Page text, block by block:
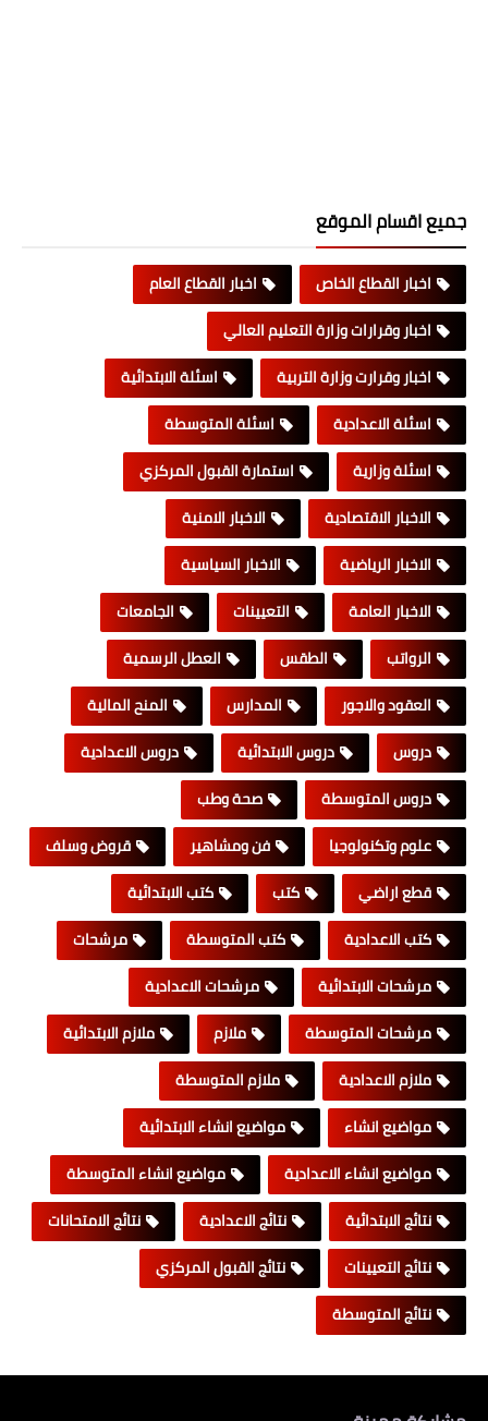
جميع اقسام الموقع
اخبار القطاع الخاص
اخبار القطاع العام
اخبار وقرارات وزارة التعليم العالي
اخبار وقرارت وزارة التربية
اسئلة الابتدائية
اسئلة الاعدادية
اسئلة المتوسطة
اسئلة وزارية
استمارة القبول المركزي
الاخبار الاقتصادية
الاخبار الامنية
الاخبار الرياضية
الاخبار السياسية
الاخبار العامة
التعيينات
الجامعات
الرواتب
الطقس
العطل الرسمية
العقود والاجور
المدارس
المنح المالية
دروس
دروس الابتدائية
دروس الاعدادية
دروس المتوسطة
صحة وطب
علوم وتكنولوجيا
فن ومشاهير
قروض وسلف
قطع اراضي
كتب
كتب الابتدائية
كتب الاعدادية
كتب المتوسطة
مرشحات
مرشحات الابتدائية
مرشحات الاعدادية
مرشحات المتوسطة
ملازم
ملازم الابتدائية
ملازم الاعدادية
ملازم المتوسطة
مواضيع انشاء
مواضيع انشاء الابتدائية
مواضيع انشاء الاعدادية
مواضيع انشاء المتوسطة
نتائج الابتدائية
نتائج الاعدادية
نتائج الامتحانات
نتائج التعيينات
نتائج القبول المركزي
نتائج المتوسطة